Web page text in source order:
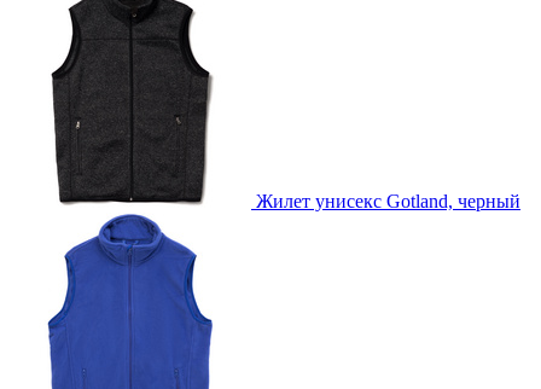
Жилет унисекс Gotland, черный